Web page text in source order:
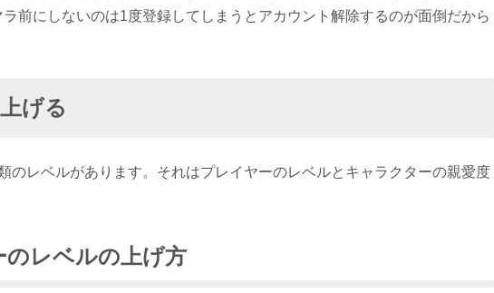
ラ前にしないのは1度登録してしまうとアカウント解除するのが面倒だから
げる
のレベルがあります。それはプレイヤーのレベルとキャラクターの親愛度
のレベルの上げ方